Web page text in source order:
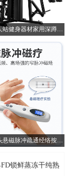
站健身器材家用深蹲器
套装运动健身器械
磁脉冲疏通经络按摩
锁鲜蒸冻干纯熟